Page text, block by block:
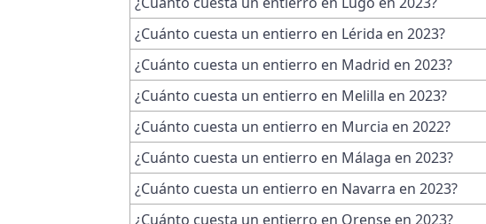
¿Cuánto cuesta un entierro en Lérida en 2023?
¿Cuánto cuesta un entierro en Madrid en 2023?
¿Cuánto cuesta un entierro en Melilla en 2023?
¿Cuánto cuesta un entierro en Murcia en 2022?
¿Cuánto cuesta un entierro en Málaga en 2023?
¿Cuánto cuesta un entierro en Navarra en 2023?
¿Cuánto cuesta un entierro en Orense en 2023?